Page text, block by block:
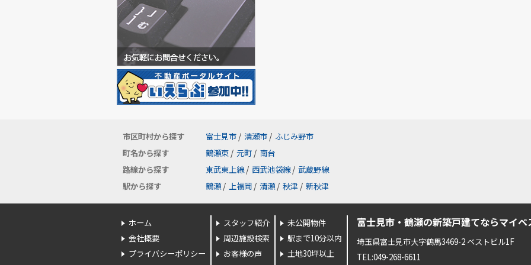
市区町村から探す 富士見市 / 清瀬市 / ふじみ野市
町名から探す
鶴瀬東 / 元町 / 南台
路線から探す
東武東上線 / 西武池袋線 / 武蔵野線
駅から探す
鶴瀬 / 上福岡 / 清瀬 / 秋津 / 新秋津
ホーム
会社概要
プライバシーポリシー
スタッフ紹介
周辺施設検索
お客様の声
未公開物件
駅まで10分以内
土地30坪以上
富士見市・鶴瀬の新築戸建てならマイベ
埼玉県富士見市大字鶴馬3469-2 ベストビル1F
TEL:049-268-6611